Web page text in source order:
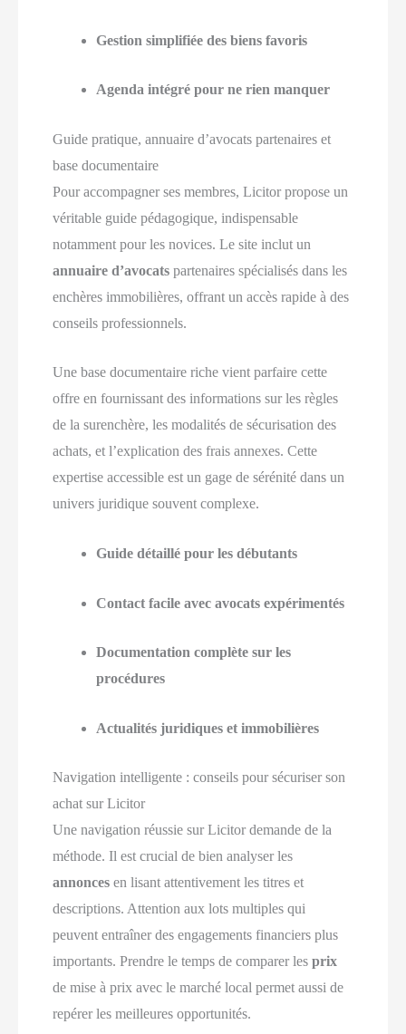
Gestion simplifiée des biens favoris
Agenda intégré pour ne rien manquer
Guide pratique, annuaire d’avocats partenaires et
base documentaire
Pour accompagner ses membres, Licitor propose un
véritable guide pédagogique, indispensable
notamment pour les novices. Le site inclut un
annuaire d’avocats partenaires spécialisés dans les
enchères immobilières, offrant un accès rapide à des
conseils professionnels.
Une base documentaire riche vient parfaire cette
offre en fournissant des informations sur les règles
de la surenchère, les modalités de sécurisation des
achats, et l’explication des frais annexes. Cette
expertise accessible est un gage de sérénité dans un
univers juridique souvent complexe.
Guide détaillé pour les débutants
Contact facile avec avocats expérimentés
Documentation complète sur les
procédures
Actualités juridiques et immobilières
Navigation intelligente : conseils pour sécuriser son
achat sur Licitor
Une navigation réussie sur Licitor demande de la
méthode. Il est crucial de bien analyser les
annonces en lisant attentivement les titres et
descriptions. Attention aux lots multiples qui
peuvent entraîner des engagements financiers plus
importants. Prendre le temps de comparer lesprix
de mise à prix avec le marché local permet aussi de
repérer les meilleures opportunités.